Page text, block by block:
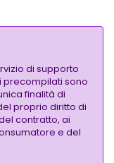
di supporto
precompilati sono
finalità di
proprio diritto di
contratto, ai
e del